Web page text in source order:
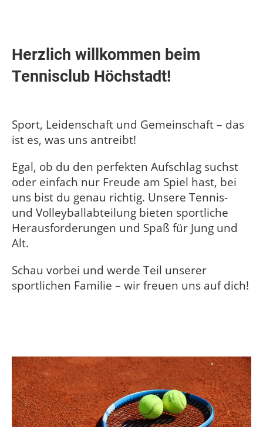
Herzlich willkommen beim
Tennisclub Höchstadt!
Sport, Leidenschaft und Gemeinschaft – das
ist es, was uns antreibt!
Egal, ob du den perfekten Aufschlag suchst
oder einfach nur Freude am Spiel hast, bei
uns bist du genau richtig. Unsere Tennis-
und Volleyballabteilung bieten sportliche
Herausforderungen und Spaß für Jung und
Alt.
Schau vorbei und werde Teil unserer
sportlichen Familie – wir freuen uns auf dich!